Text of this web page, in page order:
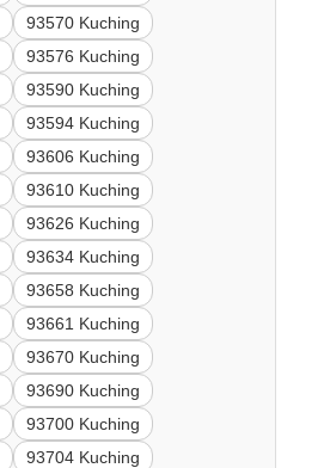
93570 Kuching
93576 Kuching
93590 Kuching
93594 Kuching
93606 Kuching
93610 Kuching
93626 Kuching
93634 Kuching
93658 Kuching
93661 Kuching
93670 Kuching
93690 Kuching
93700 Kuching
93704 Kuching